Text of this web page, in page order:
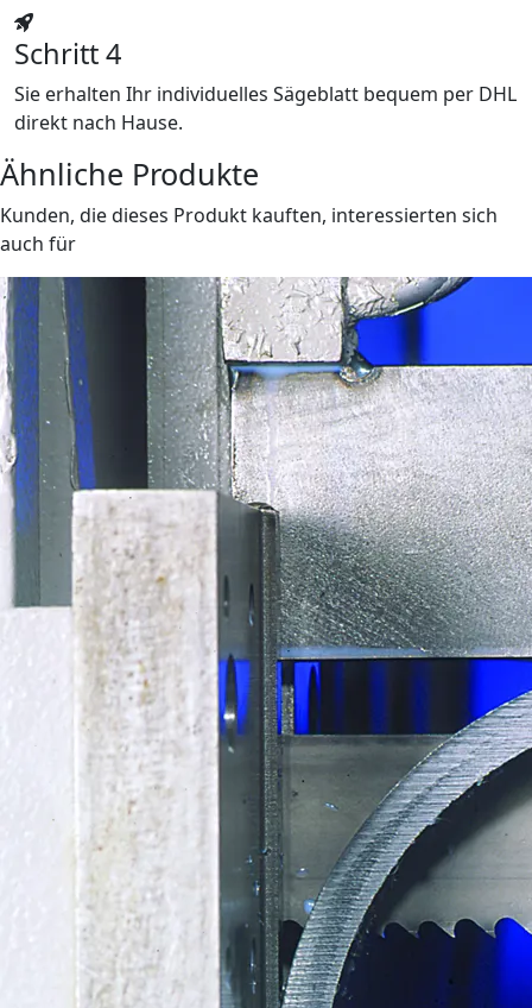
Schritt 4
Sie erhalten Ihr individuelles Sägeblatt bequem per DHL
direkt nach Hause.
Ähnliche Produkte
Kunden, die dieses Produkt kauften, interessierten sich
auch für